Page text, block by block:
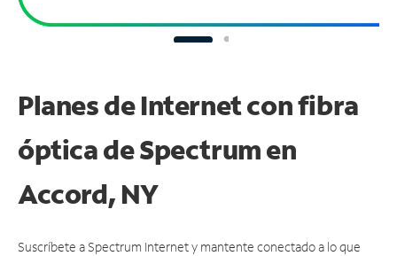
Planes de Internet con fibra
óptica de Spectrum en
Accord, NY
Suscríbete a Spectrum Internet y mantente conectado a lo que